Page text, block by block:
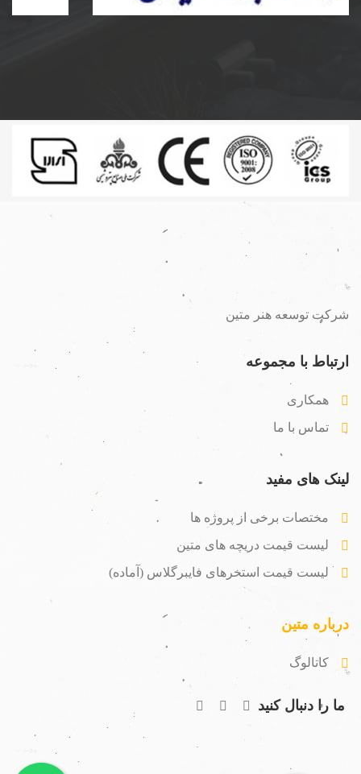
شرکت توسعه هنر متین
ارتباط با مجموعه
همکاری
تماس با ما
لینک های مفید
مختصات برخی از پروژه ها
لیست قیمت دریچه های متین
لیست قیمت استخرهای فایبرگلاس (آماده)
درباره متین
کاتالوگ
ما را دنبال کنید